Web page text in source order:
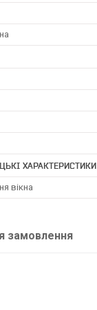
ХАРАКТЕРИСТИКИ
вікна
замовлення